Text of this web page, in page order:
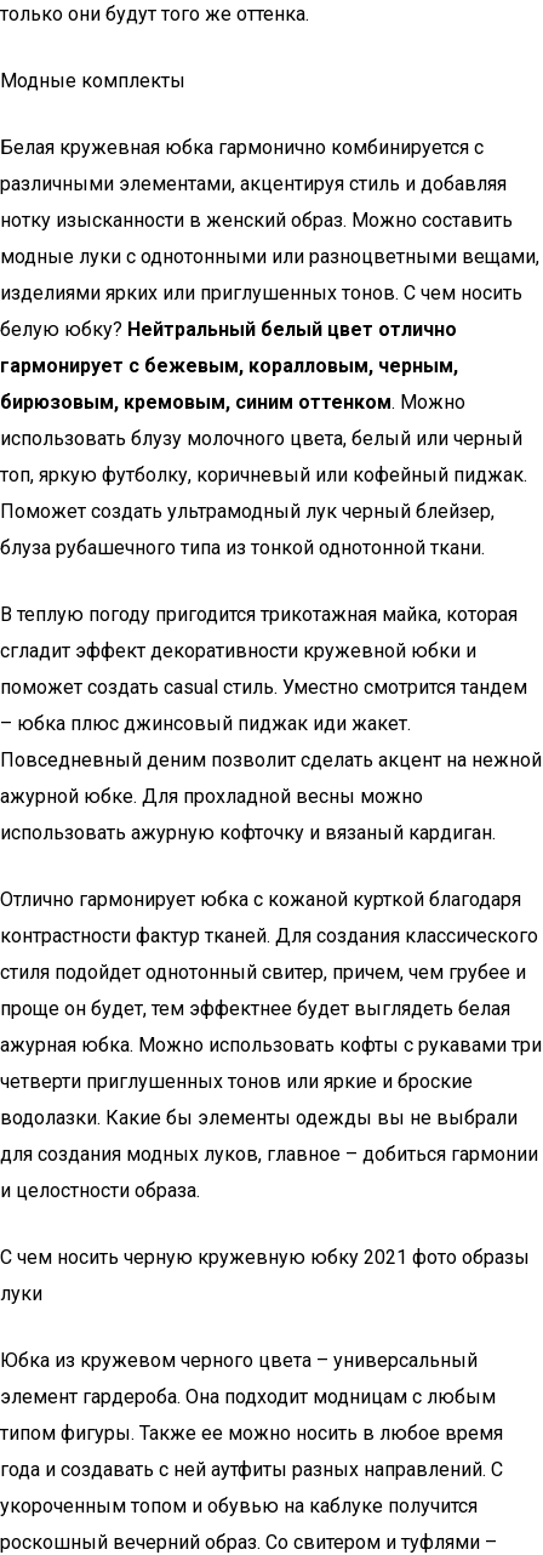
только они будут того же оттенка.
Модные комплекты
Белая кружевная юбка гармонично комбинируется с
различными элементами, акцентируя стиль и добавляя
нотку изысканности в женский образ. Можно составить
модные луки с однотонными или разноцветными вещами,
изделиями ярких или приглушенных тонов. С чем носить
белую юбку? Нейтральный белый цвет отлично
гармонирует с бежевым, коралловым, черным,
бирюзовым, кремовым, синим оттенком. Можно
использовать блузу молочного цвета, белый или черный
топ, яркую футболку, коричневый или кофейный пиджак.
Поможет создать ультрамодный лук черный блейзер,
блуза рубашечного типа из тонкой однотонной ткани.
В теплую погоду пригодится трикотажная майка, которая
сгладит эффект декоративности кружевной юбки и
поможет создать casual стиль. Уместно смотрится тандем
– юбка плюс джинсовый пиджак иди жакет.
Повседневный деним позволит сделать акцент на нежной
ажурной юбке. Для прохладной весны можно
использовать ажурную кофточку и вязаный кардиган.
Отлично гармонирует юбка с кожаной курткой благодаря
контрастности фактур тканей. Для создания классического
стиля подойдет однотонный свитер, причем, чем грубее и
проще он будет, тем эффектнее будет выглядеть белая
ажурная юбка. Можно использовать кофты с рукавами три
четверти приглушенных тонов или яркие и броские
водолазки. Какие бы элементы одежды вы не выбрали
для создания модных луков, главное – добиться гармонии
и целостности образа.
С чем носить черную кружевную юбку 2021 фото образы
луки
Юбка из кружевом черного цвета – универсальный
элемент гардероба. Она подходит модницам с любым
типом фигуры. Также ее можно носить в любое время
года и создавать с ней аутфиты разных направлений. С
укороченным топом и обувью на каблуке получится
роскошный вечерний образ. Со свитером и туфлями –